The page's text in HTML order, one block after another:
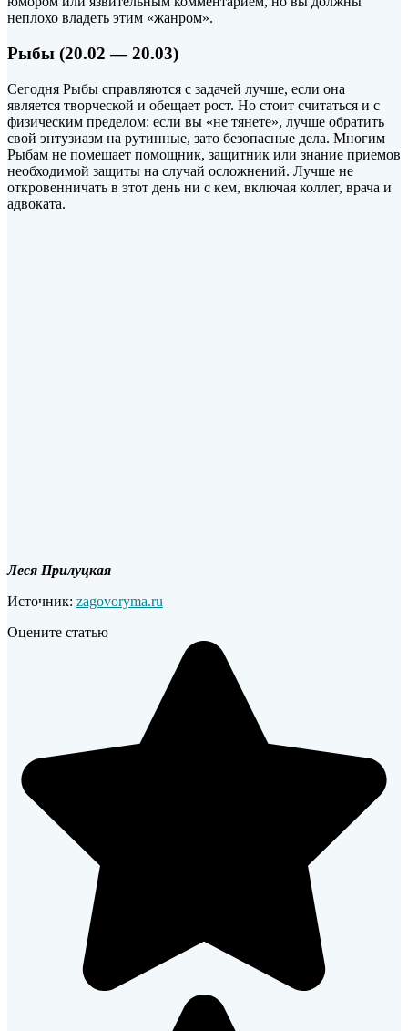
неплохо владеть этим «жанром».
Рыбы (20.02 — 20.03)
Сегодня Рыбы справляются с задачей лучше, если она
является творческой и обещает рост. Но стоит считаться и с
физическим пределом: если вы «не тянете», лучше обратить
свой энтузиазм на рутинные, зато безопасные дела. Многим
Рыбам не помешает помощник, защитник или знание приемов
необходимой защиты на случай осложнений. Лучше не
откровенничать в этот день ни с кем, включая коллег, врача и
адвоката.
Леся Прилуцкая
Источник: zagovoryma.ru
Оцените статью